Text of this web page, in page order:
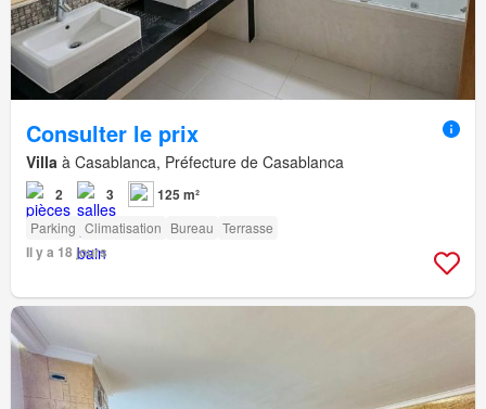
Consulter le prix
Villa à Casablanca, Préfecture de Casablanca
2 3 125 m²
Parking Climatisation Bureau Terrasse
Il y a 18 jours